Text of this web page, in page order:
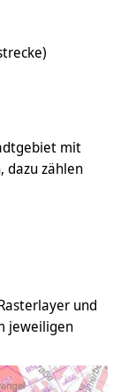
mit
dazu zählen
und
jeweiligen